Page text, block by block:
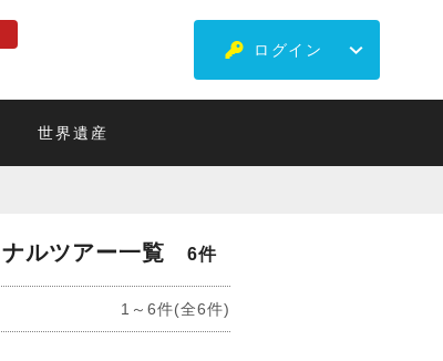
ログイン
世界遺産
ルツアー一覧 6件
1～6件(全6件)